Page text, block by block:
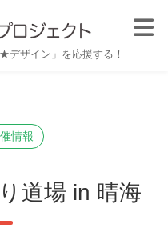
おしごと体
デザイン」を応援する！
情報
道場 in 晴海